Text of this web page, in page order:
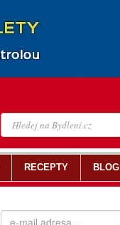
RECEPTY BLOG